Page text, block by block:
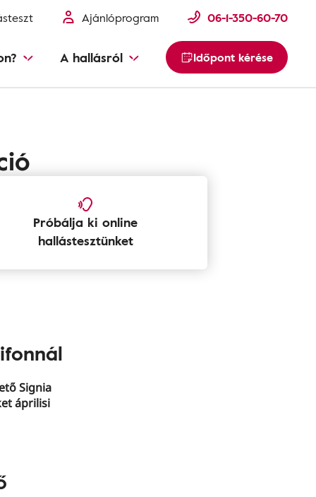
Ajánlóprogram 06-1-350-60-70
A hallásról Időpont kérése
Próbálja ki online
hallástesztünket
Signia
áprilisi